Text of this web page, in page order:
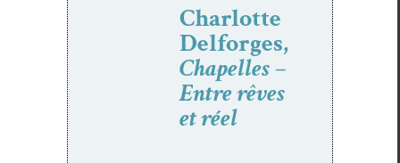
Charlotte
Delforges,
Chapelles –
Entre rêves
et réel